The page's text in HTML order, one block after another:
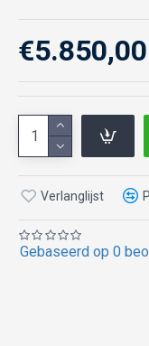
Gebaseerd op 0
€5.850,00
Verlanglijst